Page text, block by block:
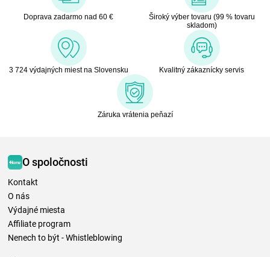
Doprava zadarmo nad 60 €
Široký výber tovaru (99 % tovaru
skladom)
3 724 výdajných miest na Slovensku Kvalitný zákaznícky servis
Záruka vrátenia peňazí
O spoločnosti
Kontakt
O nás
Výdajné miesta
Affiliate program
Nenech to být - Whistleblowing